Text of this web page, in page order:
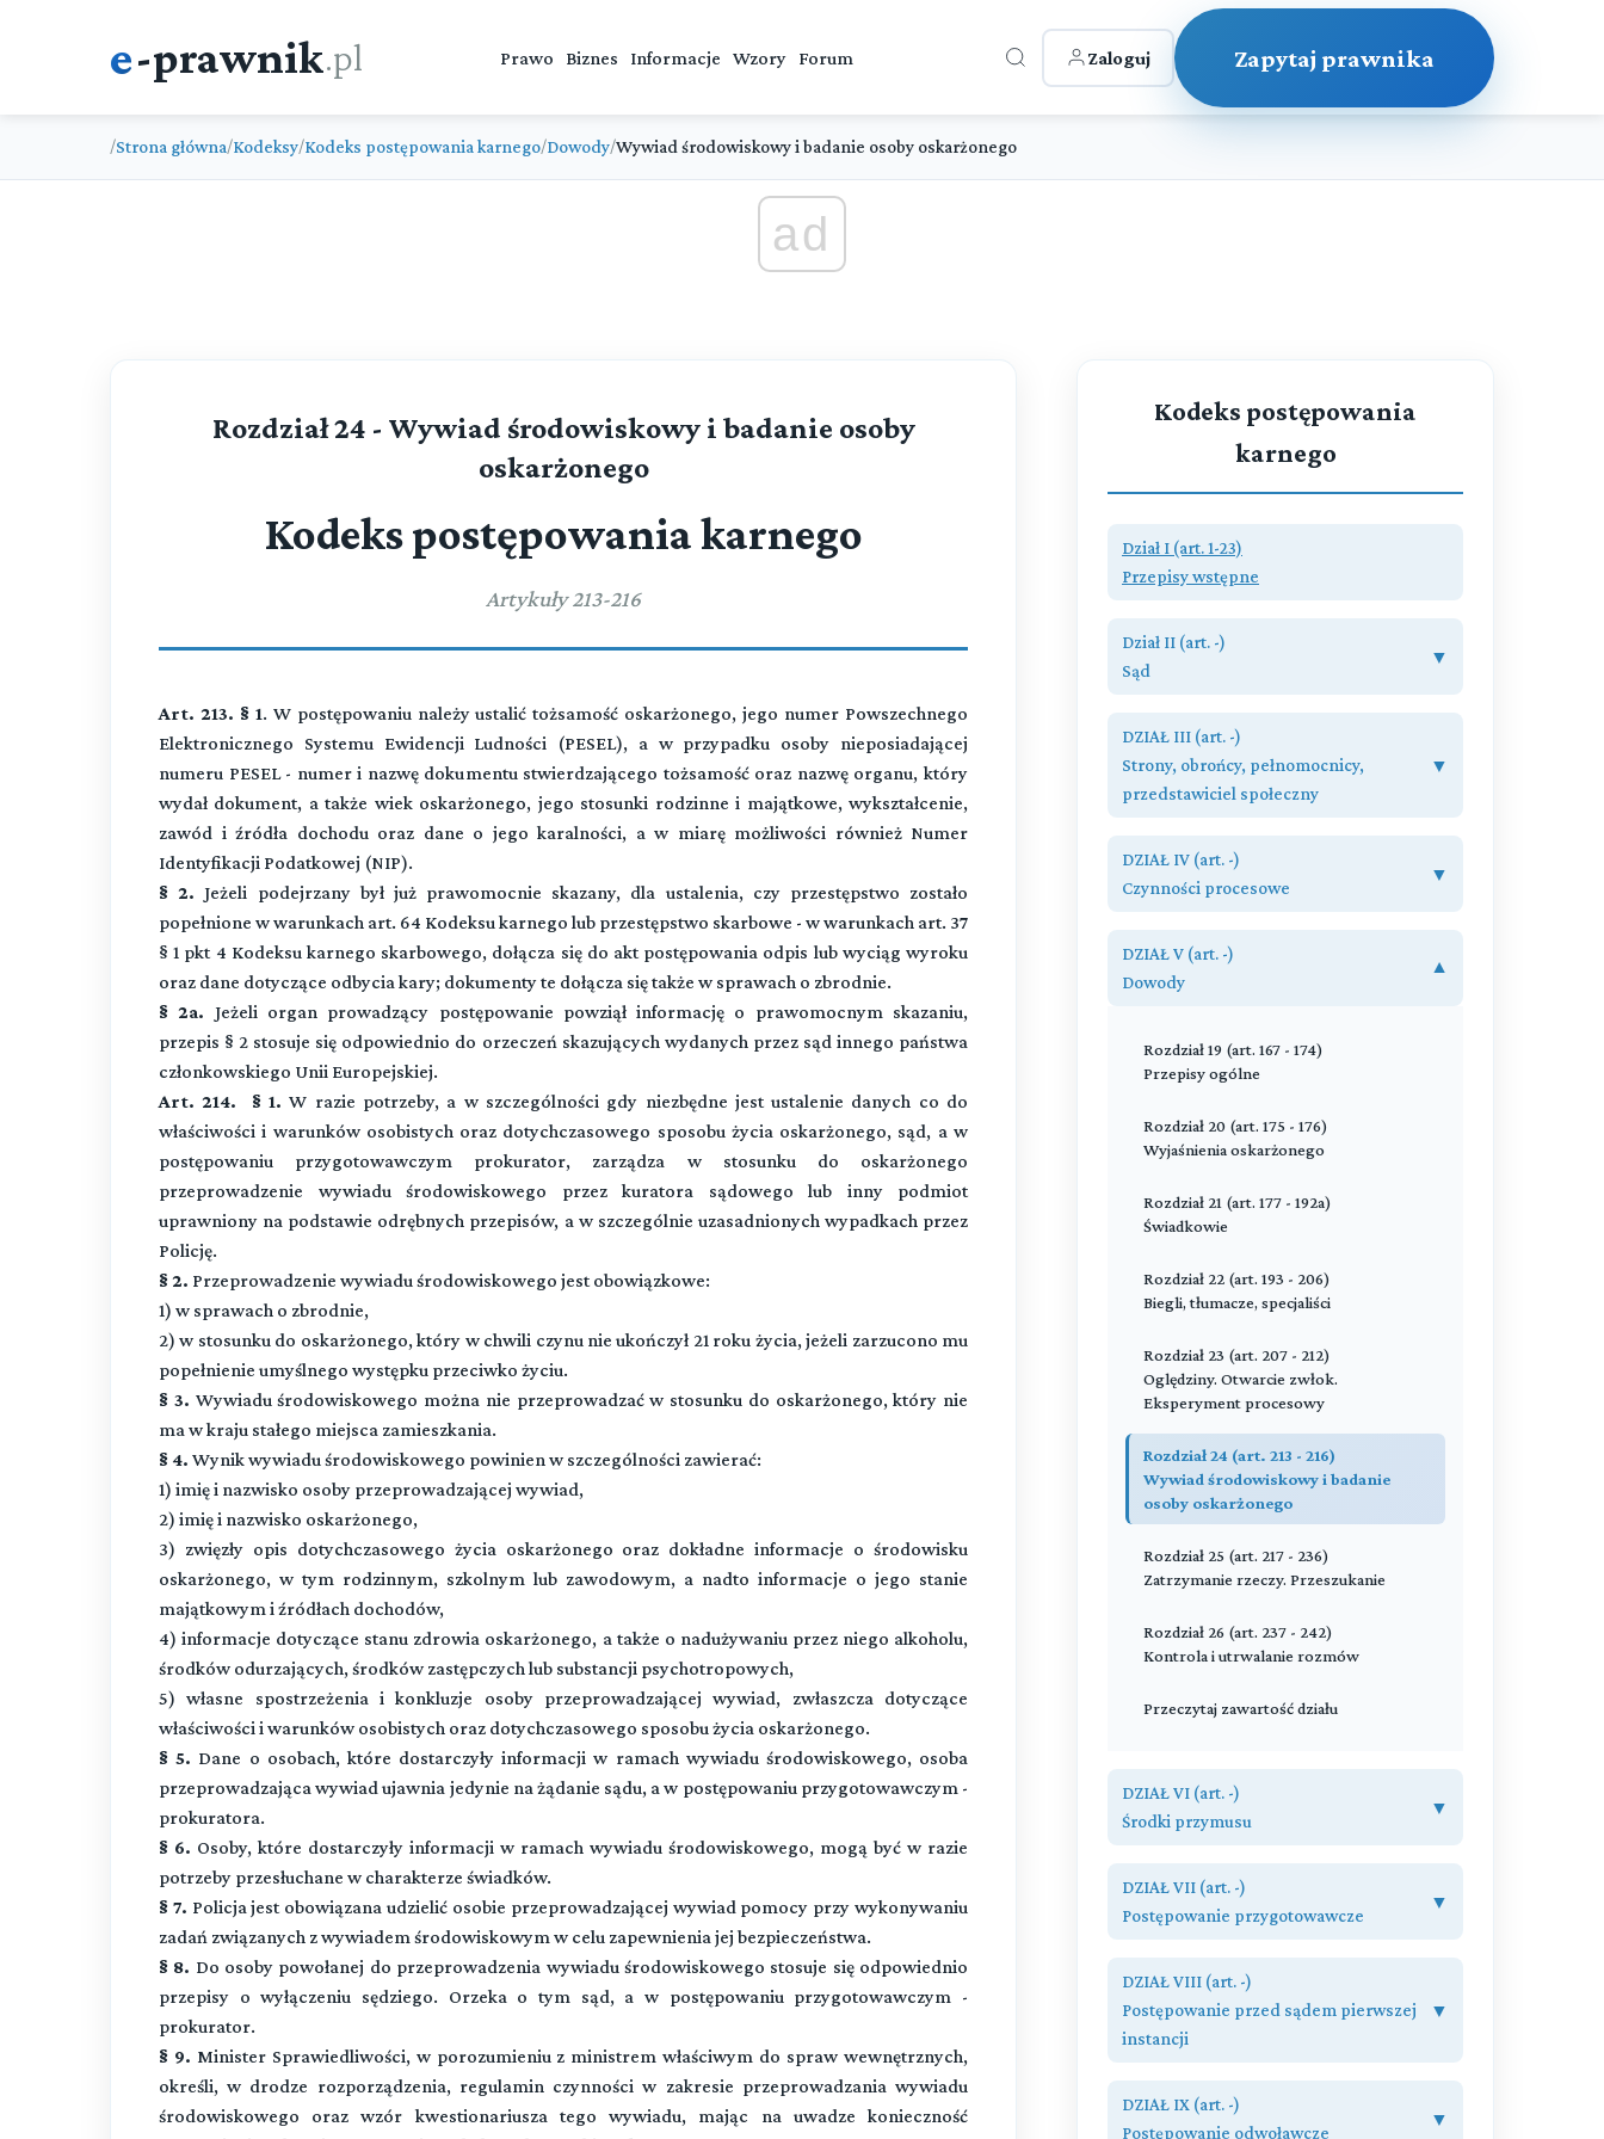
e-prawnik.pl Prawo Biznes Informacje Wzory Forum Zaloguj Zapytaj prawnika
/Strona główna/Kodeksy/Kodeks postępowania karnego/Dowody/Wywiad środowiskowy i badanie osoby oskarżonego
ad
Rozdział 24 - Wywiad środowiskowy i badanie osoby
oskarżonego
Kodeks postępowania karnego
Artykuły 213-216
Art. 213. § 1. W postępowaniu należy ustalić tożsamość oskarżonego, jego numer Powszechnego
Elektronicznego Systemu Ewidencji Ludności (PESEL), a w przypadku osoby nieposiadającej
numeru PESEL - numer i nazwę dokumentu stwierdzającego tożsamość oraz nazwę organu, który
wydał dokument, a także wiek oskarżonego, jego stosunki rodzinne i majątkowe, wykształcenie,
zawód i źródła dochodu oraz dane o jego karalności, a w miarę możliwości również Numer
Identyfikacji Podatkowej (NIP).
§ 2. Jeżeli podejrzany był już prawomocnie skazany, dla ustalenia, czy przestępstwo zostało
popełnione w warunkach art. 64 Kodeksu karnego lub przestępstwo skarbowe - w warunkach art. 37
§ 1 pkt 4 Kodeksu karnego skarbowego, dołącza się do akt postępowania odpis lub wyciąg wyroku
oraz dane dotyczące odbycia kary; dokumenty te dołącza się także w sprawach o zbrodnie.
§ 2a. Jeżeli organ prowadzący postępowanie powziął informację o prawomocnym skazaniu,
przepis § 2 stosuje się odpowiednio do orzeczeń skazujących wydanych przez sąd innego państwa
członkowskiego Unii Europejskiej.
Art. 214. § 1. W razie potrzeby, a w szczególności gdy niezbędne jest ustalenie danych co do
właściwości i warunków osobistych oraz dotychczasowego sposobu życia oskarżonego, sąd, a w
postępowaniu przygotowawczym prokurator, zarządza w stosunku do oskarżonego
przeprowadzenie wywiadu środowiskowego przez kuratora sądowego lub inny podmiot
uprawniony na podstawie odrębnych przepisów, a w szczególnie uzasadnionych wypadkach przez
Policję.
§ 2. Przeprowadzenie wywiadu środowiskowego jest obowiązkowe:
1) w sprawach o zbrodnie,
2) w stosunku do oskarżonego, który w chwili czynu nie ukończył 21 roku życia, jeżeli zarzucono mu
popełnienie umyślnego występku przeciwko życiu.
§ 3. Wywiadu środowiskowego można nie przeprowadzać w stosunku do oskarżonego, który nie
ma w kraju stałego miejsca zamieszkania.
§ 4. Wynik wywiadu środowiskowego powinien w szczególności zawierać:
1) imię i nazwisko osoby przeprowadzającej wywiad,
2) imię i nazwisko oskarżonego,
3) zwięzły opis dotychczasowego życia oskarżonego oraz dokładne informacje o środowisku
oskarżonego, w tym rodzinnym, szkolnym lub zawodowym, a nadto informacje o jego stanie
majątkowym i źródłach dochodów,
4) informacje dotyczące stanu zdrowia oskarżonego, a także o nadużywaniu przez niego alkoholu,
środków odurzających, środków zastępczych lub substancji psychotropowych,
5) własne spostrzeżenia i konkluzje osoby przeprowadzającej wywiad, zwłaszcza dotyczące
właściwości i warunków osobistych oraz dotychczasowego sposobu życia oskarżonego.
§ 5. Dane o osobach, które dostarczyły informacji w ramach wywiadu środowiskowego, osoba
przeprowadzająca wywiad ujawnia jedynie na żądanie sądu, a w postępowaniu przygotowawczym -
prokuratora.
§ 6. Osoby, które dostarczyły informacji w ramach wywiadu środowiskowego, mogą być w razie
potrzeby przesłuchane w charakterze świadków.
§ 7. Policja jest obowiązana udzielić osobie przeprowadzającej wywiad pomocy przy wykonywaniu
zadań związanych z wywiadem środowiskowym w celu zapewnienia jej bezpieczeństwa.
§ 8. Do osoby powołanej do przeprowadzenia wywiadu środowiskowego stosuje się odpowiednio
przepisy o wyłączeniu sędziego. Orzeka o tym sąd, a w postępowaniu przygotowawczym -
prokurator.
§ 9. Minister Sprawiedliwości, w porozumieniu z ministrem właściwym do spraw wewnętrznych,
określi, w drodze rozporządzenia, regulamin czynności w zakresie przeprowadzania wywiadu
środowiskowego oraz wzór kwestionariusza tego wywiadu, mając na uwadze konieczność
Kodeks postępowania
karnego
Dział I (art. 1-23)
Przepisy wstępne
Przeczytaj zawartość działu
Dział II (art. -)
Sąd
▼
Rozdział 1 (art. 24 - 39)
Właściwość i skład sądu
Rozdział 2 (art. 40 - 44)
Przeczytaj zawartość działu
DZIAŁ III (art. -)
Strony, obrońcy, pełnomocnicy,
przedstawiciel społeczny
▼
Rozdział 3 (art. 45 - 48)
Oskarżyciel publiczny
Pokrzywdzony
Rozdział 6 (art. 59 - 61)
Rozdział 7 (art. 62 - 70)
Rozdział 8 (art. 71 - 81)
Rozdział 9 (art. 82 - 89)
Rozdział 10 (art. 90 - 91)
Przedstawiciel społeczny
Przeczytaj zawartość działu
DZIAŁ IV (art. -)
Czynności procesowe
▼
Rozdział 11 (art. 92 - 107)
Orzeczenia, zarządzenia i polecenia
Narada i głosowanie
Porządek czynności procesowych
Terminy
Doręczenia
Protokoły
Rozdział 17 (art. 156 - 159)
odpisów
Rozdział 18 (art. 160 - 166)
Odtworzenie zaginionych lub
zniszczonych akt
DZIAŁ V (art. -)
Dowody
▼
Rozdział 19 (art. 167 - 174)
Przepisy ogólne
Rozdział 20 (art. 175 - 176)
Wyjaśnienia oskarżonego
Rozdział 21 (art. 177 - 192a)
Świadkowie
Rozdział 22 (art. 193 - 206)
Biegli, tłumacze, specjaliści
Rozdział 23 (art. 207 - 212)
Oględziny. Otwarcie zwłok.
Eksperyment procesowy
Rozdział 24 (art. 213 - 216)
Wywiad środowiskowy i badanie
osoby oskarżonego
Rozdział 25 (art. 217 - 236)
Zatrzymanie rzeczy. Przeszukanie
Rozdział 26 (art. 237 - 242)
Kontrola i utrwalanie rozmów
Przeczytaj zawartość działu
DZIAŁ VI (art. -)
Środki przymusu
▼
Rozdział 27 (art. 243 - 248)
Zatrzymanie
Środki zapobiegawcze
Rozdział 29 (art. 278 - 280)
Poszukiwanie oskarżonego i list gończy
Rozdział 30 (art. 281 - 284)
List żelazny
DZIAŁ VII (art. -)
Postępowanie przygotowawcze
▼
Rozdział 33 (art. 297 - 302)
Przepisy ogólne
Rozdział 34 (art. 303 - 308)
Rozdział 35 (art. 309 - 320)
DZIAŁ VIII (art. -)
Postępowanie przed sądem pierwszej
instancji
▼
Rozdział 40 (art. 337 - 347)
Wstępna kontrola oskarżenia
DZIAŁ IX (art. -)
Postępowanie odwoławcze
▼